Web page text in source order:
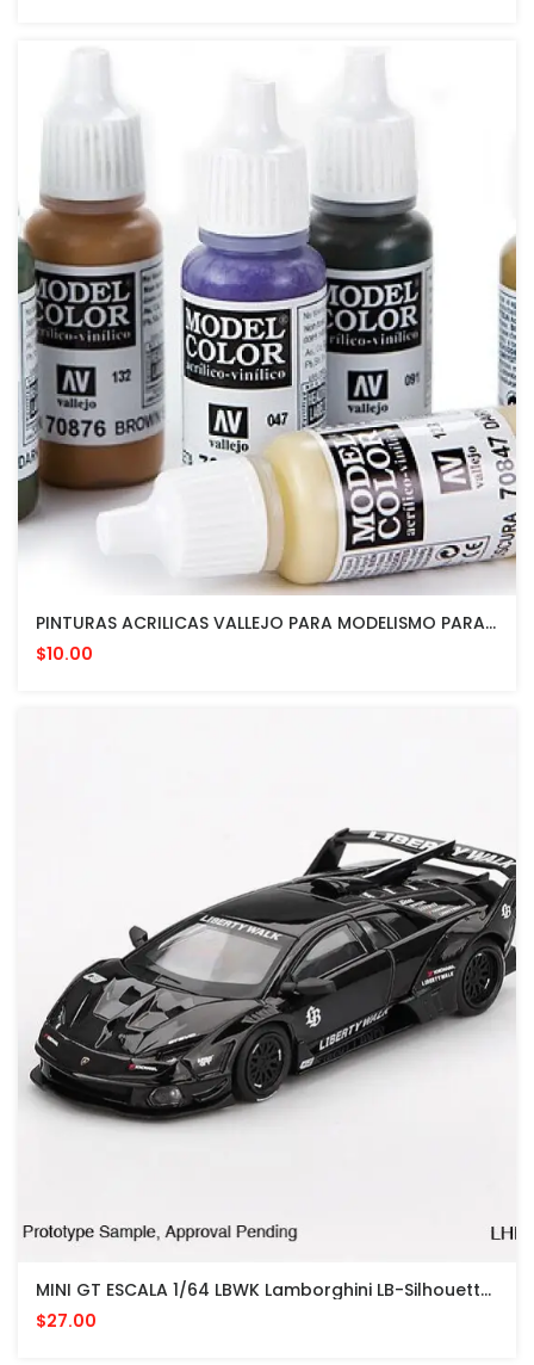
PINTURAS ACRILICAS VALLEJO PARA MODELISMO PARA APLICAR CON PINCEL O AEROGRAFO
$10.00
MINI GT ESCALA 1/64 LBWK Lamborghini LB-Silhouette WORKS MURCIELAGO GT Evo Black
$27.00